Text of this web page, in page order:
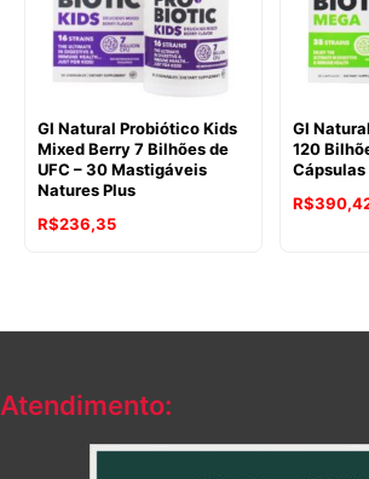
GI Natural Probiótico Kids
Mixed Berry 7 Bilhões de
UFC – 30 Mastigáveis
Natures Plus
O
R$236,35O
GI
120
O
R$422,13.
R$
Atendimento: